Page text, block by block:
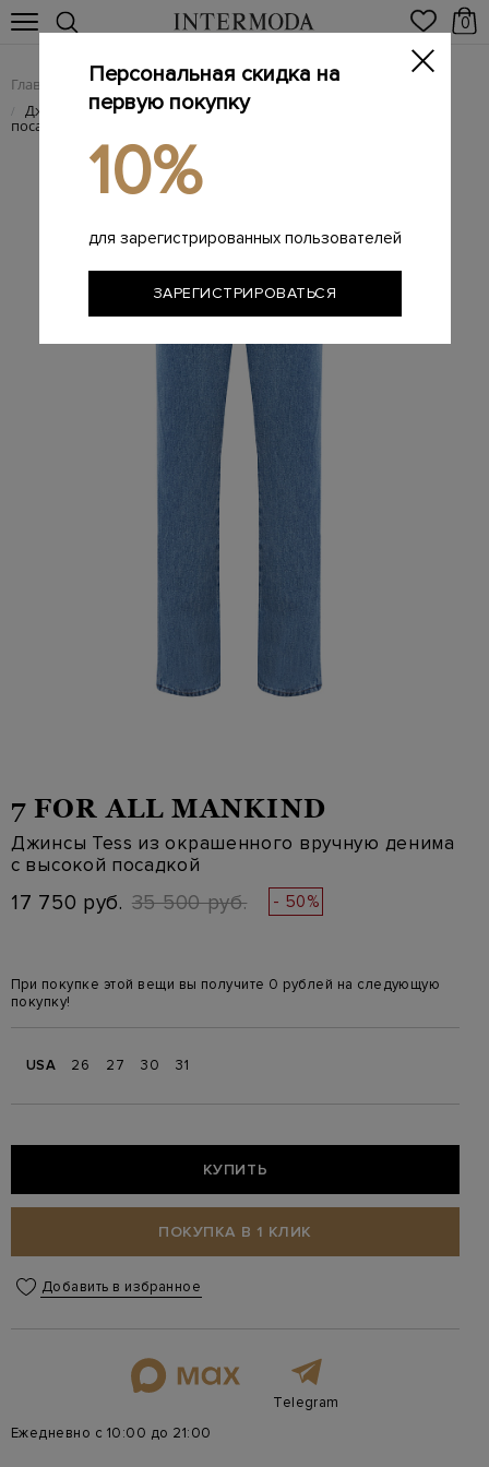
0
Главная Женщинам / Женская одежда / Женские джинсы
/ Джинсы Tess из окрашенного вручную денима с высокой
посадкой
7 FOR ALL MANKIND
Джинсы Tess из окрашенного вручную денима
с высокой посадкой
17 750 руб. 35 500 руб. - 50%
При покупке этой вещи вы получите 0 рублей на следующую
покупку!
USA 26 27 30 31
КУПИТЬ
ПОКУПКА В 1 КЛИК
Добавить в избранное
Telegram
Ежедневно с 10:00 до 21:00
Персональная скидка на
первую покупку
10%
для зарегистрированных пользователей
ЗАРЕГИСТРИРОВАТЬСЯ